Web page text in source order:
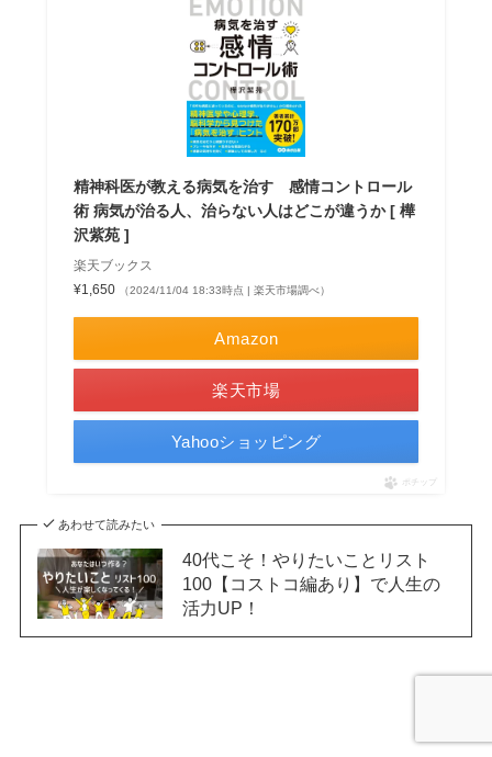
精神科医が教える病気を治す 感情コントロール
術 病気が治る人、治らない人はどこが違うか [ 樺
沢紫苑 ]
楽天ブックス
¥1,650
（2024/11/04 18:33時点 | 楽天市場調べ）
Amazon
楽天市場
Yahooショッピング
ポチップ
あわせて読みたい
40代こそ！やりたいことリスト
100【コストコ編あり】で人生の
活力UP！